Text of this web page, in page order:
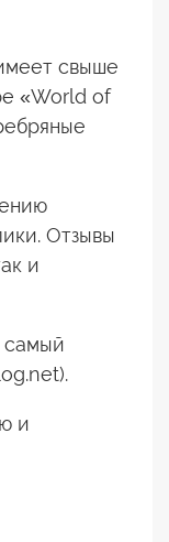
свыше
«World of
Отзывы
и
самый
и